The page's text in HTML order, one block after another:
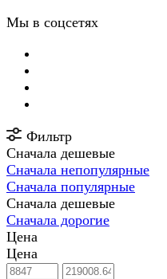
Мы в соцсетях
Фильтр
Сначала дешевые
Сначала непопулярные
Сначала популярные
Сначала дешевые
Сначала дорогие
Цена
Цена